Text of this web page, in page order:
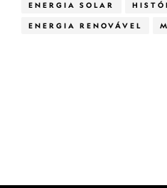
ENERGIA SOLAR
ENERGIA RENOVÁVEL